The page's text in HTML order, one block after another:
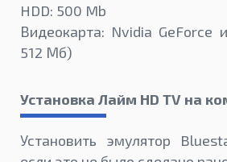
HDD: 500 Mb
Видеокарта: Nvidia GeForce
512 Мб)
Установка Лайм HD TV на
Установить эмулятор